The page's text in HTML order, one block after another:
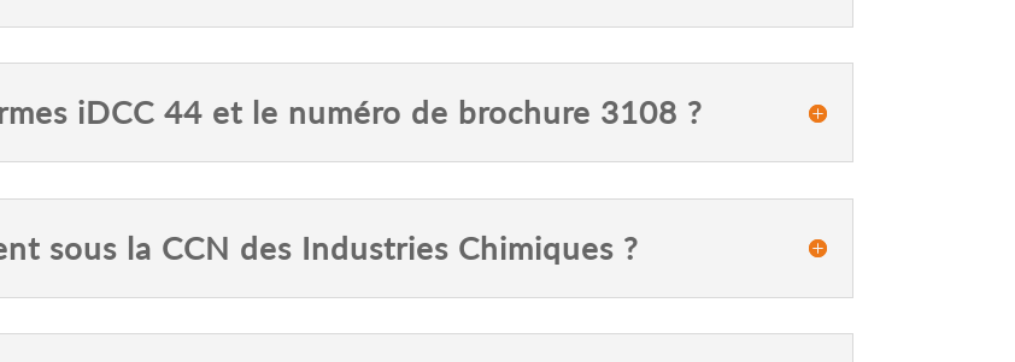
iDCC 44 et le numéro de brochure 3108 ?
sous la CCN des Industries Chimiques ?